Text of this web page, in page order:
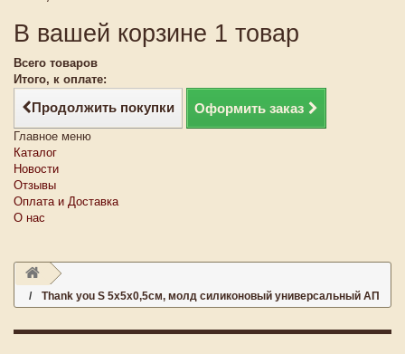
В вашей корзине 1 товар
Всего товаров
Итого, к оплате:
Продолжить покупки Оформить заказ
Главное меню
Каталог
Новости
Отзывы
Оплата и Доставка
О нас
Thank you S 5х5х0,5см, молд силиконовый универсальный АП